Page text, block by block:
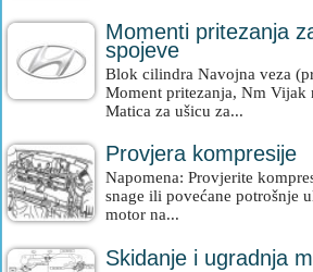
Momenti pritezanja
spojeve
Blok cilindra Navojna veza
Moment pritezanja, Nm Vijak
Matica za ušicu za...
Provjera kompresije
Napomena: Provjerite
snage ili povećane potrošnje
motor na...
Skidanje i ugradnja